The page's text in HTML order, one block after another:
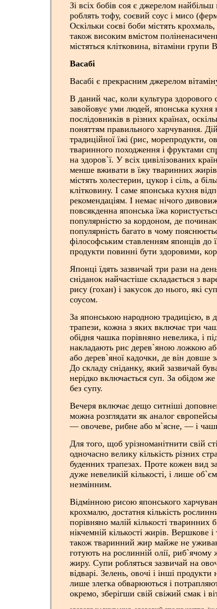
Зі всіх бобів соя є джерелом найбільш
роблять тофу, соєвий соус і мисо
Оскільки соєві боби містять
також високим вмістом
містяться клітковина, вітаміни групи
Васабі
Васабі є прекрасним джерелом
В даний час, коли культура здорового
завойовує уми людей, японська кухня
послідовників в різних країнах,
поняттям правильного харчування.
традиційної їжі (рис, морепродукти,
тваринного походження і фруктами
на здоров`ї. У всіх цивілізованих
менше вживати в їжу тваринних
містять холестерин, цукор і сіль, а
клітковину. І саме японська кухня
рекомендаціям. І немає нічого
повсякденна японська їжа
популярністю за кордоном, де
популярність багато в чому
філософським ставленням японців до
продукти повинні бути здоровими,
Японці їдять зазвичай три рази на
сніданок найчастіше складається з
рису (гохан) і закусок до нього, які
соусом.
За японською народною традицією, в
трапези, кожна з яких включає три
обідня чашка порівняно невелика, і
накладають рис дерев`яною ложкою
або дерев`яної кадочки, де він довше
До складу сніданку, який зазвичай
нерідко включається суп. За обідом же
без супу.
Вечеря включає дещо ситніші
можна розглядати як аналог
— овочеве, рибне або м`ясне, — і
Для того, щоб урізноманітнити свій
одночасно велику кількість різних
буденних трапезах. Проте кожен вид
дуже невеликій кількості, і лише
незмінним.
Відмінною рисою японського
крохмалю, достатня кількість
порівняно малій кількості тваринних
нікчемній кількості жирів. Вершкове
також тваринний жир майже не
готують на рослинній олії, риб`ячому
жиру. Супи робляться зазвичай на
відварі. Зелень, овочі і інші
лише злегка обварюються і
окремо, зберігши свій свіжий смак і